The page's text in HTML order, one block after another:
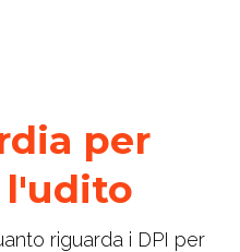
per
riguarda i DPI per